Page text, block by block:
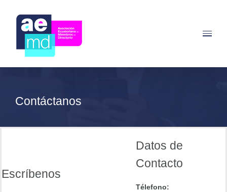
contenido
Contáctanos
Escríbenos
Datos de
Contacto
Télefono: